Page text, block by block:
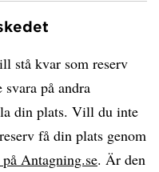
stå kvar som reserv
på andra
din plats. Vill du inte
få din plats genom
Antagning.se. Är den